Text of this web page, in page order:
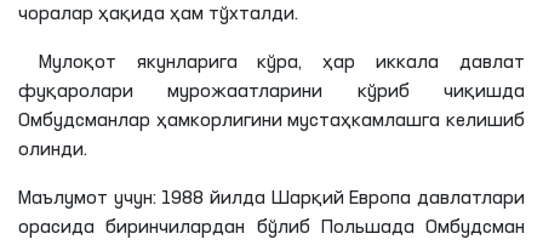
чоралар ҳақида ҳам тўхталди.
Мулоқот якунларига кўра, ҳар иккала давлат
фуқаролари мурожаатларини кўриб чиқишда
Омбудсманлар ҳамкорлигини мустаҳкамлашга келишиб
олинди.
Маълумот учун: 1988 йилда Шарқий Европа давлатлари
орасида биринчилардан бўлиб Польшада Омбудсман